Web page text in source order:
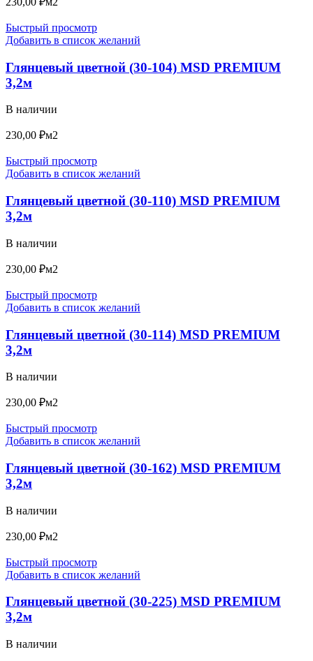
Быстрый просмотр
Добавить в список желаний
Глянцевый цветной (30-104) MSD PREMIUM
3,2м
В наличии
230,00 ₽м2
Быстрый просмотр
Добавить в список желаний
Глянцевый цветной (30-110) MSD PREMIUM
3,2м
В наличии
230,00 ₽м2
Быстрый просмотр
Добавить в список желаний
Глянцевый цветной (30-114) MSD PREMIUM
3,2м
В наличии
230,00 ₽м2
Быстрый просмотр
Добавить в список желаний
Глянцевый цветной (30-162) MSD PREMIUM
3,2м
В наличии
230,00 ₽м2
Быстрый просмотр
Добавить в список желаний
Глянцевый цветной (30-225) MSD PREMIUM
3,2м
В наличии